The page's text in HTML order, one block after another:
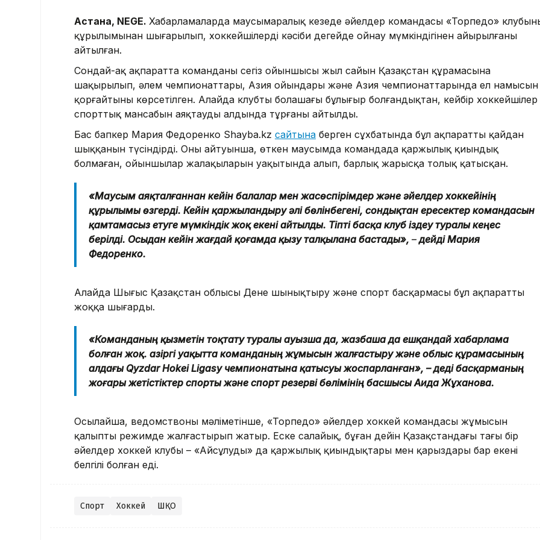
Астана, NEGE. Хабарламаларда маусымаралық кезеңде әйелдер командасы «Торпедо»
құрылымынан шығарылып, хоккейшілердің кәсіби деңгейде ойнау мүмкіндігінен айырылғаны
айтылған.
Сондай-ақ ақпаратта команданың сегіз ойыншысы жыл сайын Қазақстан құрамасына
шақырылып, әлем чемпионаттары, Азия ойындары және Азия чемпионаттарында ел намысын
қорғайтыны көрсетілген. Алайда клубтың болашағы бұлыңғыр болғандықтан, кейбір хоккейшілер
спорттық мансабын аяқтаудың алдында тұрғаны айтылды.
Бас бапкер Мария Федоренко Shayba.kz сайтына берген сұхбатында бұл ақпараттың қайдан
шыққанын түсіндірді. Оның айтуынша, өткен маусымда командада қаржылық қиындық
болмаған, ойыншылар жалақыларын уақытында алып, барлық жарысқа толық қатысқан.
«Маусым аяқталғаннан кейін балалар мен жасөспірімдер және әйелдер хоккейінің
құрылымы өзгерді. Кейін қаржыландыру әлі бөлінбегені, сондықтан ересектер командасын
қамтамасыз етуге мүмкіндік жоқ екені айтылды. Тіпті басқа клуб іздеу туралы кеңес
берілді. Осыдан кейін жағдай қоғамда қызу талқылана бастады», –дейді Мария
Федоренко.
Алайда Шығыс Қазақстан облысы Дене шынықтыру және спорт басқармасы бұл ақпаратты
жоққа шығарды.
«Команданың қызметін тоқтату туралы ауызша да, жазбаша да ешқандай хабарлама
болған жоқ. Қазіргі уақытта команданың жұмысын жалғастыру және облыс құрамасының
алдағы Qyzdar Hokei Ligasy чемпионатына қатысуы жоспарланған», – деді басқарманың
жоғары жетістіктер спорты және спорт резерві бөлімінің басшысы Аида Жұханова.
Осылайша, ведомствоның мәліметінше, «Торпедо» әйелдер хоккей командасы жұмысын
қалыпты режимде жалғастырып жатыр. Еске салайық, бұған дейін Қазақстандағы тағы бір
әйелдер хоккей клубы – «Айсұлудың» да қаржылық қиындықтары мен қарыздары бар екені
белгілі болған еді.
Спорт Хоккей ШҚО